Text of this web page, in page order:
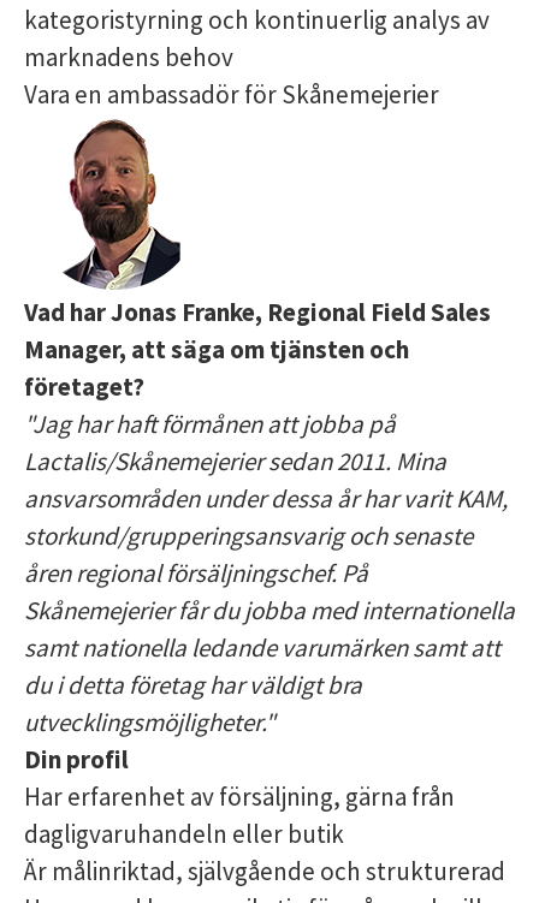
kategoristyrning och kontinuerlig analys av
marknadens behov
Vara en ambassadör för Skånemejerier
Vad har Jonas Franke, Regional Field Sales
Manager, att säga om tjänsten och
företaget?
"Jag har haft förmånen att jobba på
Lactalis/Skånemejerier sedan 2011. Mina
ansvarsområden under dessa år har varit KAM,
storkund/grupperingsansvarig och senaste
åren regional försäljningschef. På
Skånemejerier får du jobba med internationella
samt nationella ledande varumärken samt att
du i detta företag har väldigt bra
utvecklingsmöjligheter."
Din profil
Har erfarenhet av försäljning, gärna från
dagligvaruhandeln eller butik
Är målinriktad, självgående och strukturerad